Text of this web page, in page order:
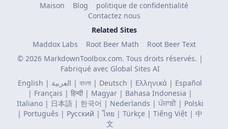
Maison
Blog
politique de confidentialité
Contactez nous
Related Sites
Maddox Labs
Root Beer Math
Root Beer Text
© 2026 MarkdownToolbox.com. Tous droits réservés. |
Fabriqué avec Global Sites AI
English | العربية | বাংলা | Deutsch | Ελληνικά | Español
| Français | हिन्दी| Magyar| Bahasa Indonesia |
Italiano| 日本語| 한국어 | Nederlands | ਪੰਜਾਬੀ| Polski
| Português | Русский |ไทย | Türkçe | Tiếng Việt | 中
文